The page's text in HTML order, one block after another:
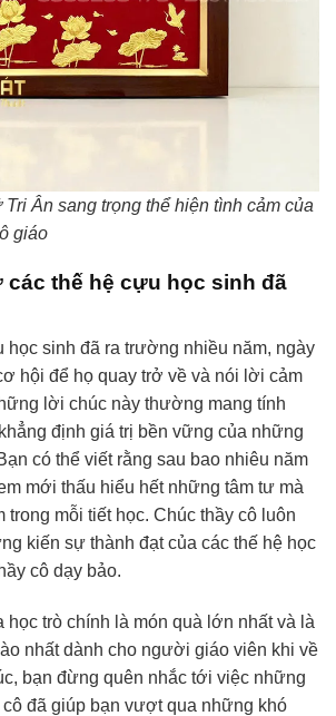
Tri Ân sang trọng thể hiện tình cảm của
giáo
thế hệ cựu học sinh đã
sinh đã ra trường nhiều năm, ngày
hội để họ quay trở về và nói lời cảm
lời chúc này thường mang tính
định giá trị bền vững của những
có thể viết rằng sau bao nhiêu năm
mới thấu hiểu hết những tâm tư mà
trong mỗi tiết học. Chúc thầy cô luôn
kiến sự thành đạt của các thế hệ học
cô dạy bảo.
học trò chính là món quà lớn nhất và là
nhất dành cho người giáo viên khi về
bạn đừng quên nhắc tới việc những
đã giúp bạn vượt qua những khó